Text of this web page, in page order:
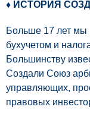
♦ ИСТОРИЯ
Больше 17 лет мы
бухучетом и
Большинству
Создали Союз
управляющих,
правовых